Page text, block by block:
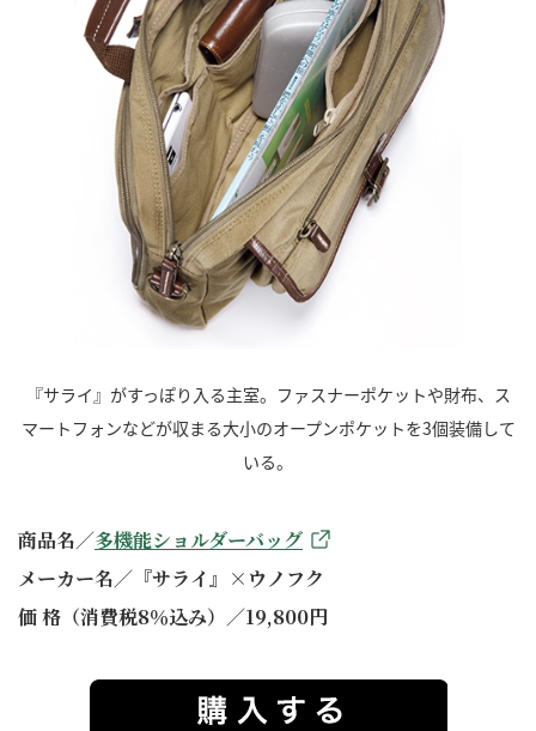
『サライ』がすっぽり入る主室。ファスナーポケットや財布、ス
マートフォンなどが収まる大小のオープンポケットを3個装備して
いる。
商品名／多機能ショルダーバッグ
メーカー名／『サライ』×ウノフク
価 格（消費税8％込み）／19,800円